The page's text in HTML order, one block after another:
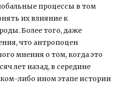
процессы в том
их влияние к
Более того, даже
что антропоцен
мнения о том, когда это
лет назад, в середине
либо ином этапе истории